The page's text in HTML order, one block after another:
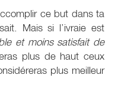
ce but dans ta
Mais si l’ivraie est
et moins satisfait de
plus de haut ceux
plus meilleur